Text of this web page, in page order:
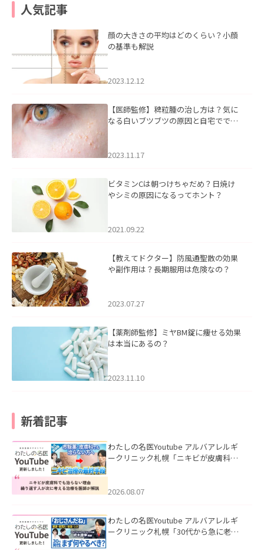
人気記事
顔の大きさの平均はどのくらい？小顔
の基準も解説
2023.12.12
【医師監修】稗粒腫の治し方は？気に
なる白いブツブツの原因と自宅ででき
2023.11.17
ビタミンCは朝つけちゃだめ？日焼け
やシミの原因になるってホント？
2021.09.22
【教えてドクター】防風通聖散の効果
や副作用は？長期服用は危険なの？
2023.07.27
【薬剤師監修】ミヤBM錠に痩せる効果
は本当にあるの？
2023.11.10
新着記事
わたしの名医Youtube アルバアレルギ
ークリニック札幌「ニキビが皮膚科で
ました。
2026.08.07
わたしの名医Youtube アルバアレルギ
ークリニック札幌「30代から急に老け